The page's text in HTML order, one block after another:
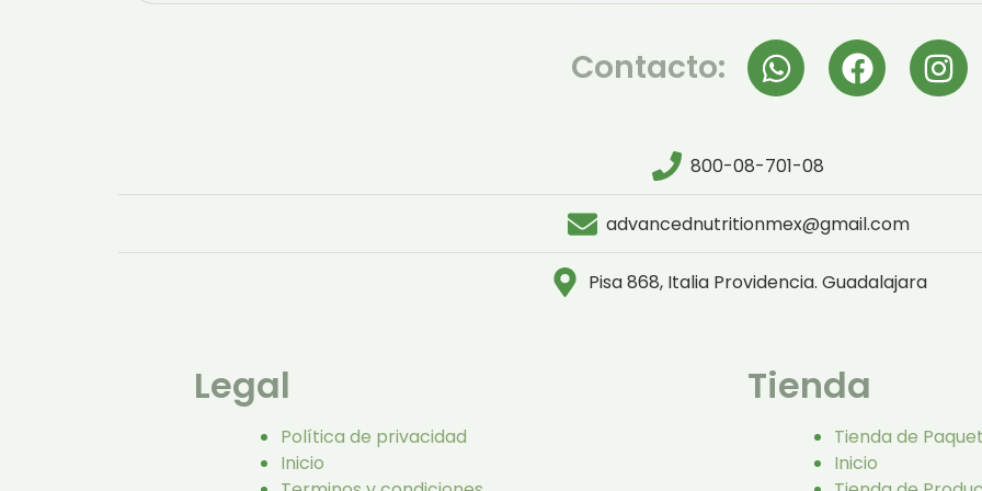
Contacto:
800-08-701-08
advancednutritionmex@gmail.com
Pisa 868, Italia Providencia. Guadalajara
Legal
Política de privacidad
Inicio
Tienda
Tienda de
Inicio